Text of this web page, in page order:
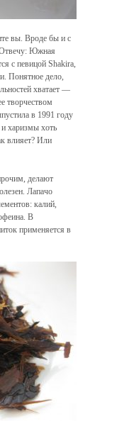
вы. Вроде бы и с
Отвечу: Южная
с певицой Shakira,
Понятное дело,
хватает —
творчеством
в 1991 году
и харизмы хоть
влияет? Или
делают
Лапачо
калий,
В
применяется в